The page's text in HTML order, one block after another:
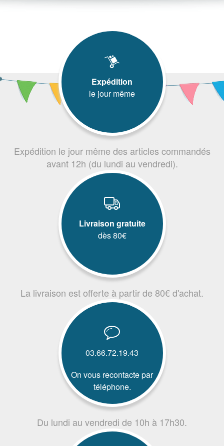
Expédition
le jour même
Expédition le jour même des articles commandés
avant 12h (du lundi au vendredi).
Livraison gratuite
dès 80€
La livraison est offerte à partir de 80€ d'achat.
03.66.72.19.43
On vous recontacte par
téléphone.
Du lundi au vendredi de 10h à 17h30.